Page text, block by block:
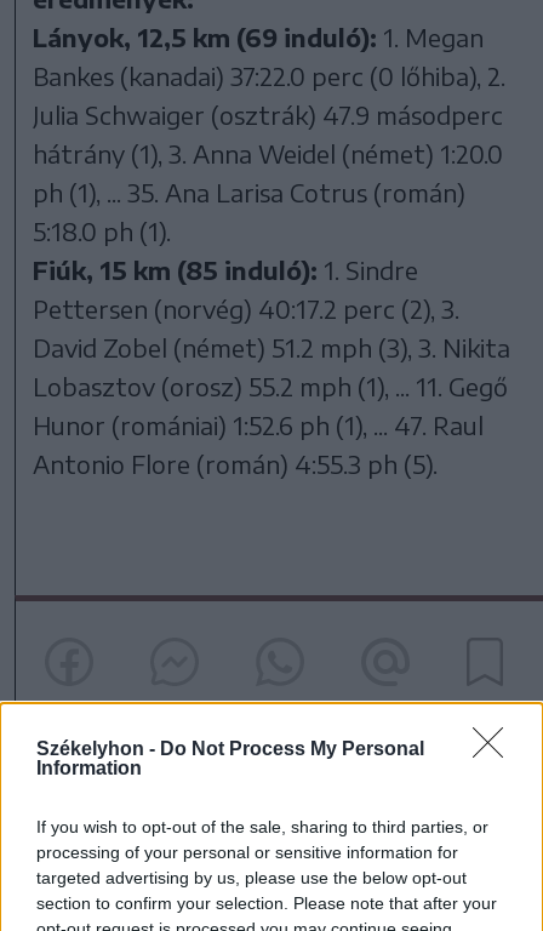
Székelyhon - Do Not Process My Personal
Information
If you wish to opt-out of the sale, sharing to third parties, or
processing of your personal or sensitive information for
targeted advertising by us, please use the below opt-out
section to confirm your selection. Please note that after your
Lányok, 12,5 km (69 induló): 1. Megan
Bankes (kanadai) 37:22.0 perc (0 lőhiba), 2.
Julia Schwaiger (osztrák) 47.9 másodperc
hátrány (1), 3. Anna Weidel (német) 1:20.0
ph (1), ... 35. Ana Larisa Cotrus (román)
5:18.0 ph (1).
Fiúk, 15 km (85 induló): 1. Sindre
Pettersen (norvég) 40:17.2 perc (2), 3.
David Zobel (német) 51.2 mph (3), 3. Nikita
Lobasztov (orosz) 55.2 mph (1), ... 11. Gegő
Hunor (romániai) 1:52.6 ph (1), ... 47. Raul
Antonio Flore (román) 4:55.3 ph (5).
szóljon hozzá!
Ezek is érdekelhetik